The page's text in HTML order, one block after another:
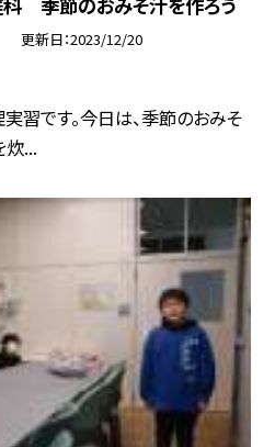
更新日 2023/12/20
習です。今日は、季節のおみそ
炊...